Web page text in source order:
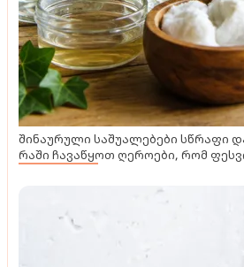
შინაურული საშუალებები სწრაფი
რაში ჩავაწყოთ ღეროები, რომ